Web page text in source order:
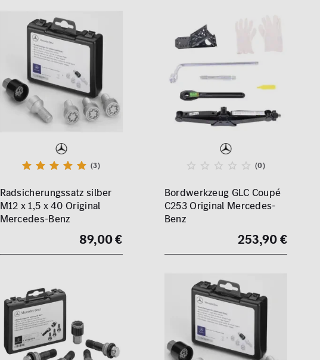
(3)
Radsicherungssatz silber
M12 x 1,5 x 40 Original
Mercedes-Benz
89,00 €
(0)
Bordwerkzeug GLC Coupé
C253 Original Mercedes-
Benz
253,90 €